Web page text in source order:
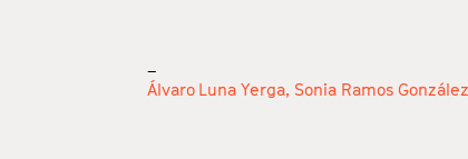
_
Álvaro Luna Yerga, Sonia Ramos